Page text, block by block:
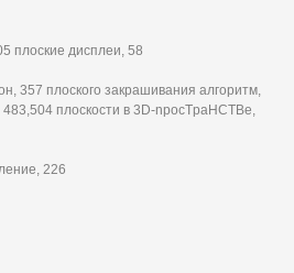
плоские дисплеи, 58
357 плоского закрашивания алгоритм,
плоскости в 3D-npocTpaHCTBe,
226